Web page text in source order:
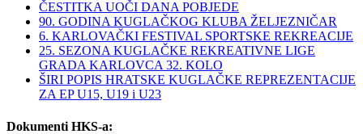
ČESTITKA UOČI DANA POBJEDE
90. GODINA KUGLAČKOG KLUBA ŽELJEZNIČAR
6. KARLOVAČKI FESTIVAL SPORTSKE REKREACIJE
25. SEZONA KUGLAČKE REKREATIVNE LIGE
GRADA KARLOVCA 32. KOLO
ŠIRI POPIS HRATSKE KUGLAČKE REPREZENTACIJE
ZA EP U15, U19 i U23
Dokumenti HKS-a: